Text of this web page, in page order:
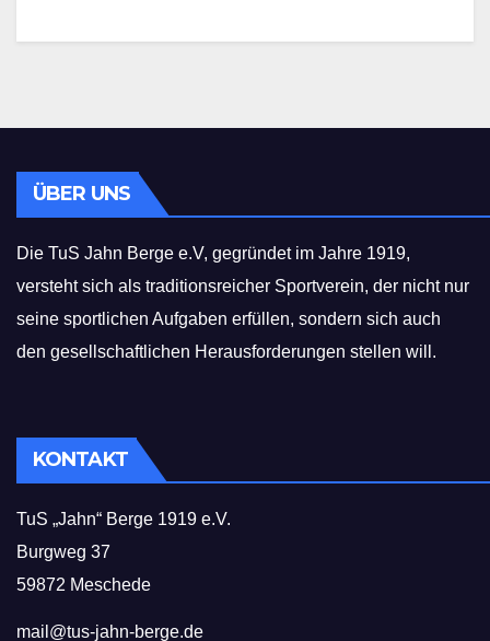
ÜBER UNS
Die TuS Jahn Berge e.V, gegründet im Jahre 1919,
versteht sich als traditionsreicher Sportverein, der nicht nur
seine sportlichen Aufgaben erfüllen, sondern sich auch
den gesellschaftlichen Herausforderungen stellen will.
KONTAKT
TuS „Jahn“ Berge 1919 e.V.
Burgweg 37
59872 Meschede
mail@tus-jahn-berge.de